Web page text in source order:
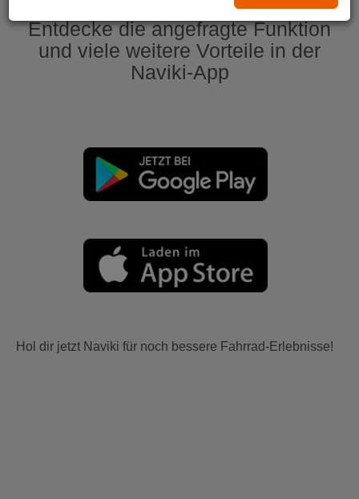
Entdecke die angefragte Funktion
und viele weitere Vorteile in der
Naviki-App
Hol dir jetzt Naviki für noch bessere Fahrrad-Erlebnisse!